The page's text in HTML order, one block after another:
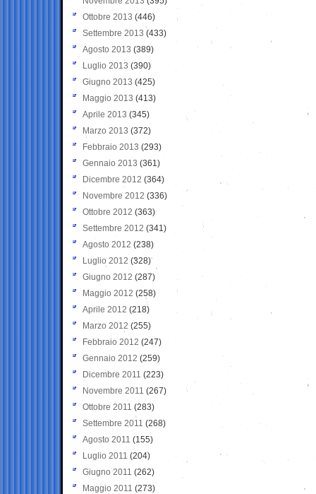
Ottobre 2013 (446)
Settembre 2013 (433)
Agosto 2013 (389)
Luglio 2013 (390)
Giugno 2013 (425)
Maggio 2013 (413)
Aprile 2013 (345)
Marzo 2013 (372)
Febbraio 2013 (293)
Gennaio 2013 (361)
Dicembre 2012 (364)
Novembre 2012 (336)
Ottobre 2012 (363)
Settembre 2012 (341)
Agosto 2012 (238)
Luglio 2012 (328)
Giugno 2012 (287)
Maggio 2012 (258)
Aprile 2012 (218)
Marzo 2012 (255)
Febbraio 2012 (247)
Gennaio 2012 (259)
Dicembre 2011 (223)
Novembre 2011 (267)
Ottobre 2011 (283)
Settembre 2011 (268)
Agosto 2011 (155)
Luglio 2011 (204)
Giugno 2011 (262)
Maggio 2011 (273)